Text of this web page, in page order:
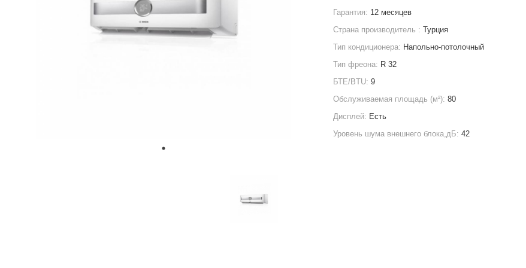
Гарантия: 12 месяцев
Страна производитель :Турция
Тип кондиционера: Напольно-потолочный
Тип фреона: R 32
БТЕ/BTU:9
Обслуживаемая площадь (м²):80
Дисплей: Есть
Уровень шума внешнего блока,дБ:42